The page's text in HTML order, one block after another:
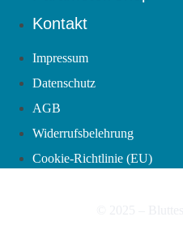
Kontakt
Impressum
Datenschutz
AGB
Widerrufsbelehrung
Cookie-Richtlinie (EU)